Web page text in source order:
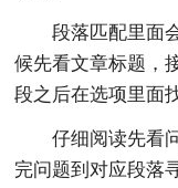
段落匹配里面
候先看文章标题，
段之后在选项里面
仔细阅读先看
完问题到对应段落